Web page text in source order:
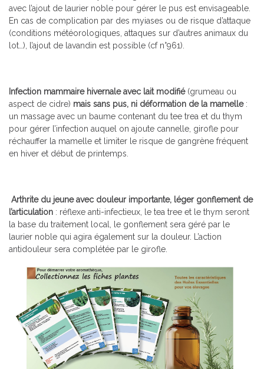
avec l’ajout de laurier noble pour gérer le pus est envisageable.
En cas de complication par des myiases ou de risque d’attaque
(conditions météorologiques, attaques sur d’autres animaux du
lot…), l’ajout de lavandin est possible (cf n°961).
Infection mammaire hivernale avec lait modifié(grumeau ou
aspect de cidre) mais sans pus, ni déformation de la mamelle:
un massage avec un baume contenant du tee trea et du thym
pour gérer l’infection auquel on ajoute cannelle, girofle pour
réchauffer la mamelle et limiter le risque de gangrène fréquent
en hiver et début de printemps.
Arthrite du jeune avec douleur importante, léger gonflement de
l’articulation : réflexe anti-infectieux, le tea tree et le thym seront
la base du traitement local, le gonflement sera géré par le
laurier noble qui agira également sur la douleur. L’action
antidouleur sera complétée par le girofle.